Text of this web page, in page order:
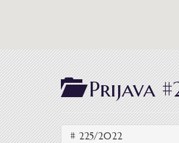
Prijava
# 225/2022